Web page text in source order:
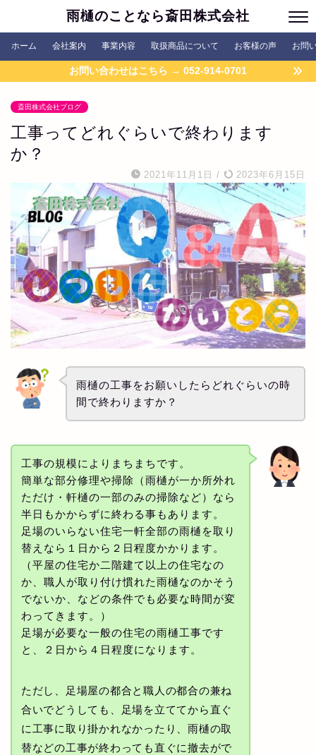
雨樋のことなら斎田株式会社
ホーム 会社案内 事業内容 取扱商品について お客様の声 お問
お問い合わせはこちら → 052-914-0701
斎田株式会社ブログ
工事ってどれぐらいで終わります
か？
2021年11月1日 / 2023年6月15日
雨樋の工事をお願いしたらどれぐらいの時
間で終わりますか？
工事の規模によりまちまちです。
簡単な部分修理や掃除（雨樋が一か所外れ
ただけ・軒樋の一部のみの掃除など）なら
半日もかからずに終わる事もあります。
足場のいらない住宅一軒全部の雨樋を取り
替えなら１日から２日程度かかります。
（平屋の住宅か二階建て以上の住宅なの
か、職人が取り付け慣れた雨樋なのかそう
でないか、などの条件でも必要な時間が変
わってきます。）
足場が必要な一般の住宅の雨樋工事です
と、２日から４日程度になります。
ただし、足場屋の都合と職人の都合の兼ね
合いでどうしても、足場を立ててから直ぐ
に工事に取り掛かれなかったり、雨樋の取
替などの工事が終わっても直ぐに撤去がで